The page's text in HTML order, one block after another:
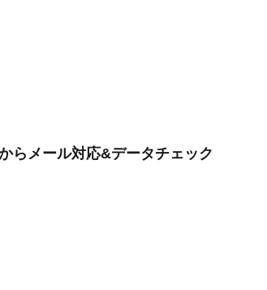
らメール対応&データチェック